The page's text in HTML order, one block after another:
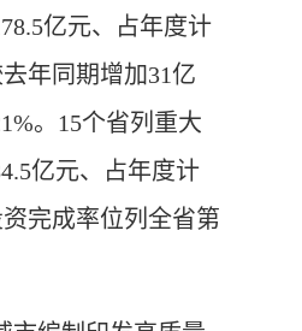
亿元、占年度计
年同期增加31亿
。15个省列重大
亿元、占年度计
完成率位列全省第